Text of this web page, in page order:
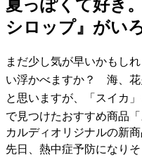
夏っぽくて好き
シロップ』がい
まだ少し気が早いかもし
い浮かべますか？ 海、花
と思いますが、「スイカ
で見つけたおすすめ商品
カルディオリジナルの新
先日、熱中症予防になり